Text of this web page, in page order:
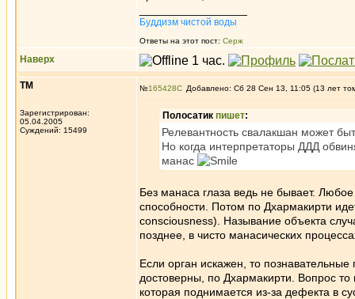
Буддизм чистой воды
Ответы на этот пост: Серж
Наверх
ТМ
Зарегистрирован:
05.04.2005
Суждений: 15499
№165428 Добавлено: Сб 28 Сен 13, 11:05 (13 лет
Полосатик пишет:
Релевантность свалакшан может
Но когда интерпретаторы ДДД
манас
Без манаса глаза ведь не бывает.
способности. Потом по Дхармакирти
consciousness). Называние объекта
позднее, в чисто манасических
Если орган искажен, то
достоверны, по Дхармакирти. Вопрос то
которая поднимается из-за дефекта в